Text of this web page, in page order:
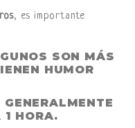
, es importante
SON MÁS
HUMOR
GENERALMENTE
HORA.